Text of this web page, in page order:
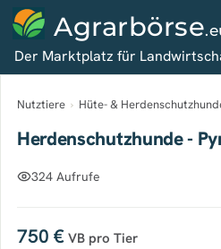
Agrarbörse
Der Marktplatz für
Nutztiere › Hüte- &
Herdenschutzhunde -
324 Aufrufe
750 € VB pro Tier